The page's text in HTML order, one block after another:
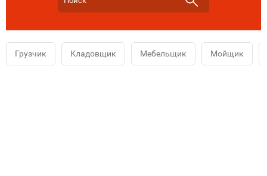
Грузчик Кладовщик Мебельщик Мойщик